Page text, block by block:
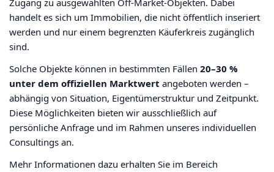
Zugang zu ausgewählten Off-Market-Objekten. Dabei
handelt es sich um Immobilien, die nicht öffentlich inseriert
werden und nur einem begrenzten Käuferkreis zugänglich
sind.
Solche Objekte können in bestimmten Fällen 20–30 %
unter dem offiziellen Marktwert angeboten werden –
abhängig von Situation, Eigentümerstruktur und Zeitpunkt.
Diese Möglichkeiten bieten wir ausschließlich auf
persönliche Anfrage und im Rahmen unseres individuellen
Consultings an.
Mehr Informationen dazu erhalten Sie im Bereich